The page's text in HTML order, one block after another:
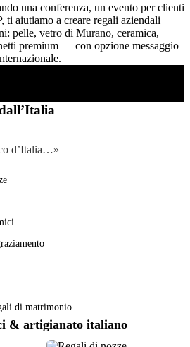
una conferenza, un evento per clienti
ti aiutiamo a creare regali aziendali
pelle, vetro di Murano, ceramica,
premium — con opzione messaggio
d’Italia…»
di matrimonio
& artigianato italiano